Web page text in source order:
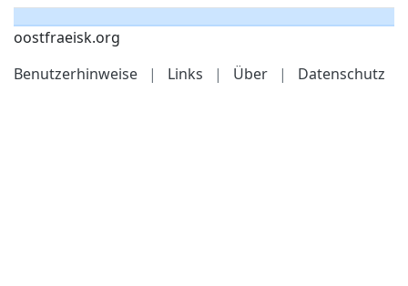
oostfraeisk.org
Benutzerhinweise
| Links | Über | Datenschutz